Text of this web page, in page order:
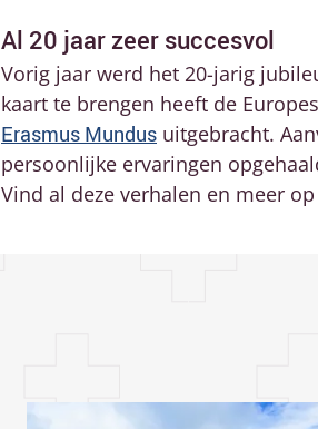
Al 20 jaar zeer succesvol
Vorig jaar werd het 20-jarig
kaart te brengen heeft de
Erasmus Mundus uitgebracht.
persoonlijke ervaringen
Vind al deze verhalen en meer op